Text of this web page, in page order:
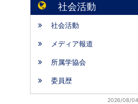
社会活動
社会活動
メディア報道
所属学協会
委員歴
2026/08/